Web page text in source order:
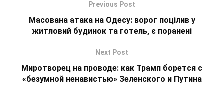
Previous Post
Масована атака на Одесу: ворог поцілив у
житловий будинок та готель, є поранені
Next Post
Миротворец на проводе: как Трамп борется с
«безумной ненавистью» Зеленского и Путина